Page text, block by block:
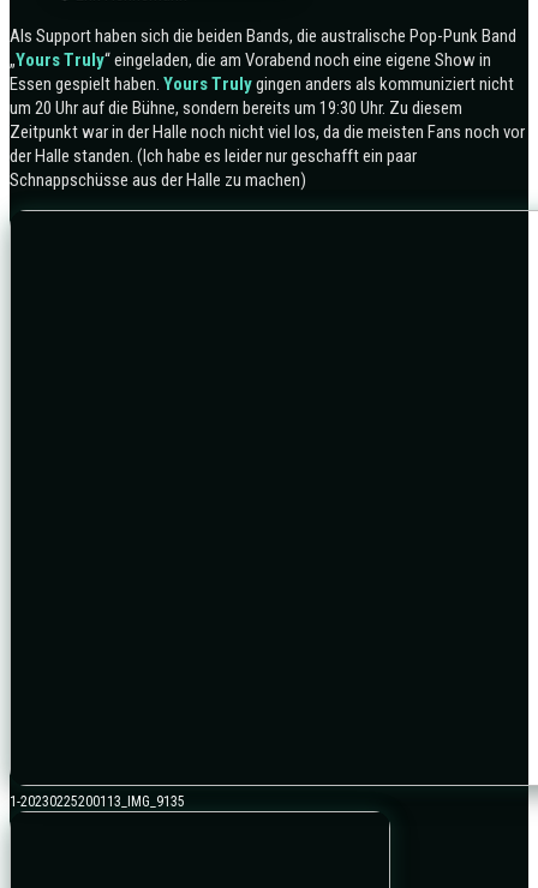
Als Support haben sich die beiden Bands, die australische Pop-Punk Band
„Yours Truly“ eingeladen, die am Vorabend noch eine eigene Show in
Essen gespielt haben. Yours Trulygingen anders als kommuniziert nicht
um 20 Uhr auf die Bühne, sondern bereits um 19:30 Uhr. Zu diesem
Zeitpunkt war in der Halle noch nicht viel los, da die meisten Fans noch vor
der Halle standen. (Ich habe es leider nur geschafft ein paar
Schnappschüsse aus der Halle zu machen)
1-20230225200113_IMG_9135